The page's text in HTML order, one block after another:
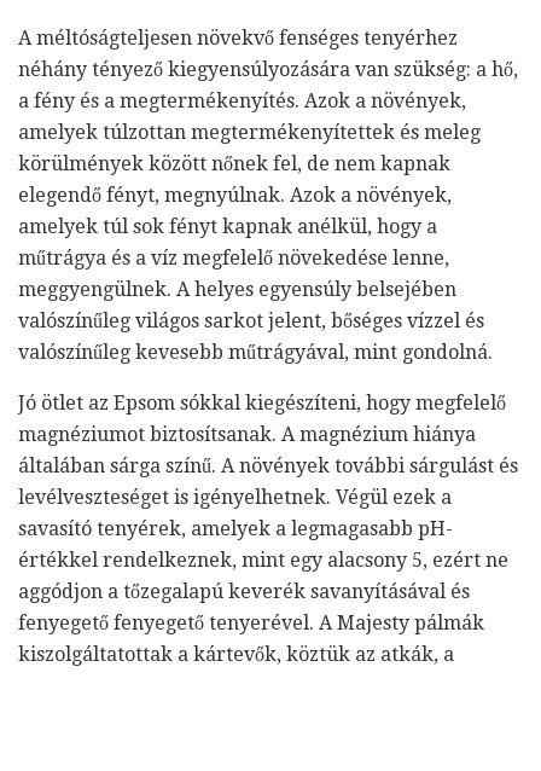
A méltóságteljesen növekvő fenséges tenyérhez
néhány tényező kiegyensúlyozására van szükség: a hő,
a fény és a megtermékenyítés. Azok a növények,
amelyek túlzottan megtermékenyítettek és meleg
körülmények között nőnek fel, de nem kapnak
elegendő fényt, megnyúlnak. Azok a növények,
amelyek túl sok fényt kapnak anélkül, hogy a
műtrágya és a víz megfelelő növekedése lenne,
meggyengülnek. A helyes egyensúly belsejében
valószínűleg világos sarkot jelent, bőséges vízzel és
valószínűleg kevesebb műtrágyával, mint gondolná.
Jó ötlet az Epsom sókkal kiegészíteni, hogy megfelelő
magnéziumot biztosítsanak. A magnézium hiánya
általában sárga színű. A növények további sárgulást és
levélveszteséget is igényelhetnek. Végül ezek a
savasító tenyérek, amelyek a legmagasabb pH-
értékkel rendelkeznek, mint egy alacsony 5, ezért ne
aggódjon a tőzegalapú keverék savanyításával és
fenyegető fenyegető tenyerével. A Majesty pálmák
kiszolgáltatottak a kártevők, köztük az atkák, a